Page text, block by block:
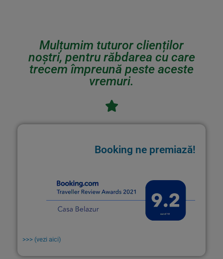
Mulțumim tuturor clienților
noștri, pentru răbdarea cu care
trecem împreună peste aceste
vremuri.
Booking ne premiază!
>>> (vezi aici)